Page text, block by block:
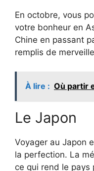
En octobre, vous
votre bonheur en
Chine en passant
remplis de
À lire : Où partir
Le Japon
Voyager au Japon
la perfection. La
ce qui rend le